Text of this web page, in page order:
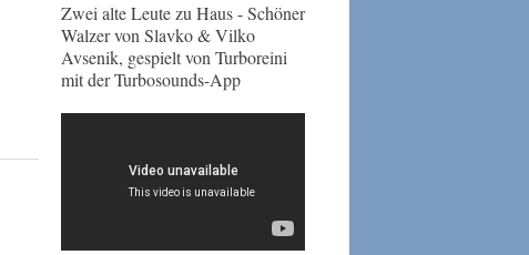
Zwei alte Leute zu Haus - Schöner
Walzer von Slavko & Vilko
Avsenik, gespielt von Turboreini
mit der Turbosounds-App